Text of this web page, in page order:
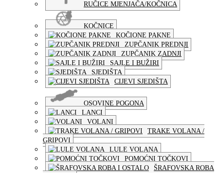
RUČICE MJENJAČA/KOČNICA
KOČNICE
KOČIONE PAKNE
ZUPČANIK PREDNJI
ZUPČANIK ZADNJI
SAJLE I BUŽIRI
SJEDIŠTA
CIJEVI SJEDIŠTA
OSOVINE POGONA
LANCI
VOLANI
TRAKE VOLANA /
GRIPOVI
LULE VOLANA
POMOĆNI TOČKOVI
ŠRAFOVSKA ROBA